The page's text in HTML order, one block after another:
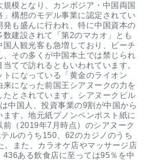
模となり、カンボジア・中国両国
構想のモデル事業に認定されてい
発も盛んに行われ、特に中国資本の
数建設されて「第2のマカオ」とも
国人観光客も急増しており、ビーチ
、その多くが中国本土では禁じられ
てで訪れるともいわれています。
トになっている「黄金のライオン
になった前国王シアヌークの力を
たとされています。シアヌークビル
中国人、投資事業の9割が中国から
す。地元紙プノンペンポスト紙に
前（2019年7月時点）のシアヌーク
ルのうち150、62のカジノのうち
。また、カラオケ店やマッサージ店
436ある飲食店に至っては95％を中